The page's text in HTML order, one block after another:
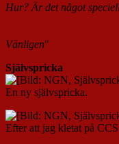
Hur? Är det något
Vänligen"
Självspricka
En ny självspricka.
Efter att jag kletat på